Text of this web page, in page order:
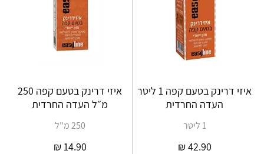
איזי דרינק בטעם קפה 1 ליטר
העדה החרדית
1 ליטר
42.90
₪
איזי דרינק בטעם קפה 250
מ״ל העדה החרדית
250 מ"ל
14.90
₪